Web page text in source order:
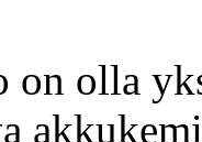
on olla